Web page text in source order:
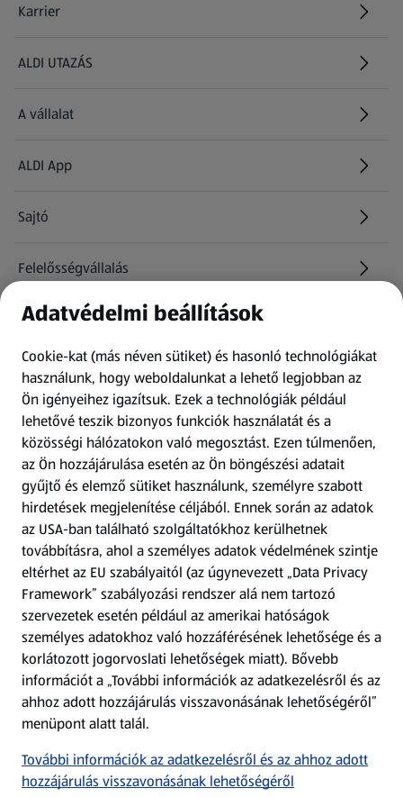
Karrier
(új oldalon nyílik meg)
ALDI UTAZÁS
(új oldalon nyílik meg)
A vállalat
ALDI App
Sajtó
Felelősségvállalás
Információk
Kérdőív
Fizetési lehetőségek
ALDI utalványok
Árcsökkentés
Adattörlő alkalmazás
Szervizpont
(új oldalon nyílik meg)
Fedezz fel minket az interneten!
Töltsd le az ALDI Magyarország applikációt!
Adatvédelmi beállítások
Cookie-kat (más néven sütiket) és hasonló technológiákat
használunk, hogy weboldalunkat a lehető legjobban az
Ön igényeihez igazítsuk. Ezek a technológiák például
lehetővé teszik bizonyos funkciók használatát és a
közösségi hálózatokon való megosztást. Ezen túlmenően,
az Ön hozzájárulása esetén az Ön böngészési adatait
gyűjtő és elemző sütiket használunk, személyre szabott
hirdetések megjelenítése céljából. Ennek során az adatok
az USA-ban található szolgáltatókhoz kerülhetnek
továbbításra, ahol a személyes adatok védelmének szintje
eltérhet az EU szabályaitól (az úgynevezett „Data Privacy
Framework” szabályozási rendszer alá nem tartozó
szervezetek esetén például az amerikai hatóságok
személyes adatokhoz való hozzáférésének lehetősége és a
korlátozott jogorvoslati lehetőségek miatt). Bővebb
információt a „További információk az adatkezelésről és az
ahhoz adott hozzájárulás visszavonásának lehetőségéről”
menüpont alatt talál.
További információk az adatkezelésről és az ahhoz adott
hozzájárulás visszavonásának lehetőségéről